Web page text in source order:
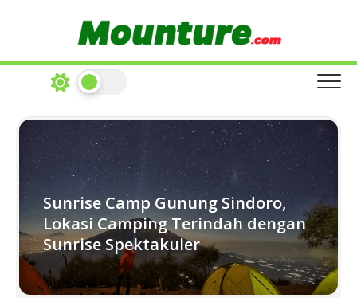
Sunrise Camp Gunung Sindoro,
Lokasi Camping Terindah dengan
Sunrise Spektakuler